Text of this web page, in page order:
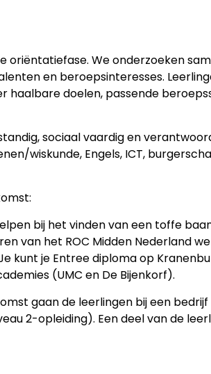
We onderzoeken
en beroepsinteresses.
haalbare doelen, passende
sociaal vaardig en
wiskunde, Engels, ICT,
bij het vinden van een toffe
van het ROC Midden Nederland
kunt je Entree diploma op
(UMC en De Bijenkorf).
gaan de leerlingen bij een
2-opleiding). Een deel van de